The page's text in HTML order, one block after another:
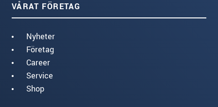
VÅRAT FÖRETAG
Nyheter
Företag
Career
Service
Shop